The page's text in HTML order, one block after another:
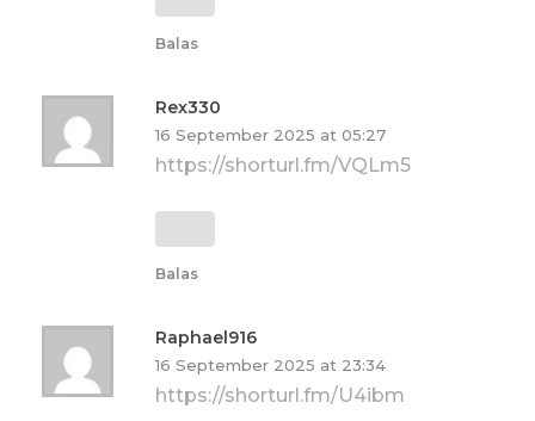
Balas
Rex330
16 September 2025 at 05:27
https://shorturl.fm/VQLm5
Balas
Raphael916
16 September 2025 at 23:34
https://shorturl.fm/U4ibm